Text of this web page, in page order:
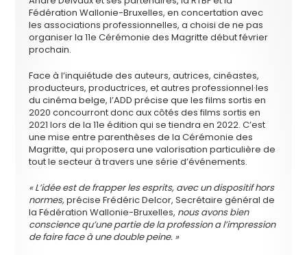
Fédération Wallonie-Bruxelles, en concertation avec
les associations professionnelles, a choisi de ne pas
organiser la 11e Cérémonie des Magritte début février
prochain.
Face à l’inquiétude des auteurs, autrices, cinéastes,
producteurs, productrices, et autres professionnel·les
du cinéma belge, l’ADD précise que les films sortis en
2020 concourront donc aux côtés des films sortis en
2021 lors de la 11e édition qui se tiendra en 2022. C’est
une mise entre parenthèses de la Cérémonie des
Magritte, qui proposera une valorisation particulière de
tout le secteur à travers une série d’événements.
« L’idée est de frapper les esprits, avec un dispositif hors
normes,précise Frédéric Delcor, Secrétaire général de
la Fédération Wallonie-Bruxelles, nous avons bien
conscience qu’une partie de la profession a l’impression
de faire face à une double peine. »